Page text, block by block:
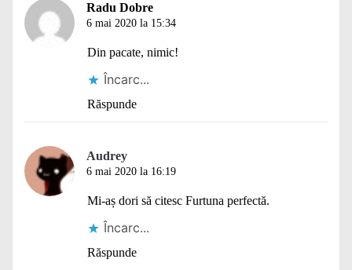
Radu Dobre
6 mai 2020 la 15:34
Din pacate, nimic!
Încarc...
Răspunde
Audrey
6 mai 2020 la 16:19
Mi-aș dori să citesc Furtuna perfectă.
Încarc...
Răspunde